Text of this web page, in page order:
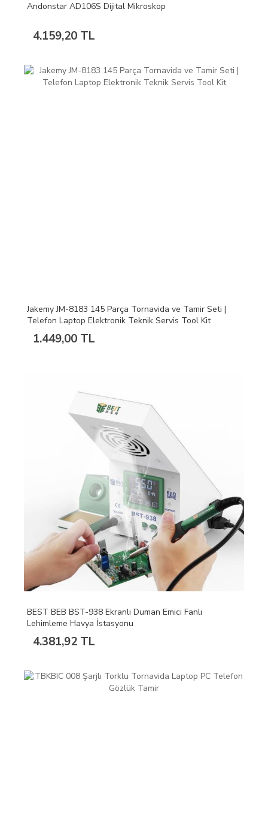
Andonstar AD106S Dijital Mikroskop
4.159,20 TL
Jakemy JM-8183 145 Parça Tornavida ve Tamir Seti |
Telefon Laptop Elektronik Teknik Servis Tool Kit
1.449,00 TL
BEST BEB BST-938 Ekranlı Duman Emici Fanlı
Lehimleme Havya İstasyonu
4.381,92 TL